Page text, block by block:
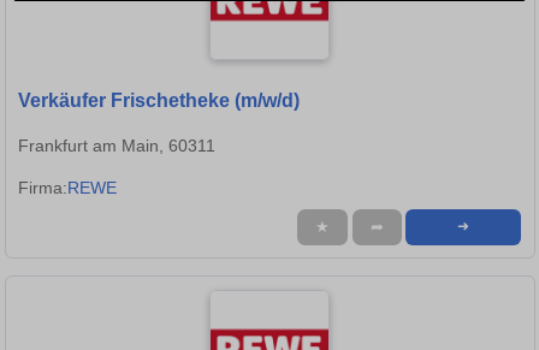
Verkäufer Frischetheke (m/w/d)
Frankfurt am Main, 60311
Firma:REWE
★ ➦ ➜